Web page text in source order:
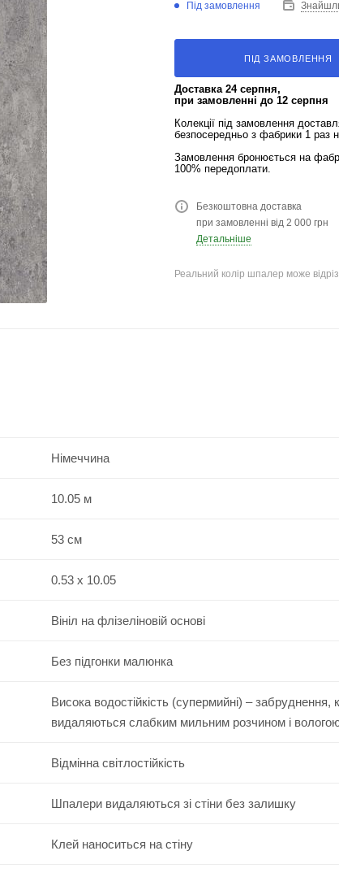
Під замовлення
ПІД ЗАМОВЛЕННЯ
Доставка 24 серпня,
при замовленні до 12 серпня
Колекції під замовлення
безпосередньо з фабрики 1 раз
Замовлення бронюється на
100% передоплати.
Безкоштовна доставка
при замовленні від 2 000 грн
Детальніше
Реальний колір шпалер може
Німеччина
10.05 м
53 см
0.53 x 10.05
Вініл на флізеліновій основі
Без підгонки малюнка
Висока водостійкість (супермийні) – забруднення,
видаляються слабким мильним розчином і
Відмінна світлостійкість
Шпалери видаляються зі стіни без залишку
Клей наноситься на стіну